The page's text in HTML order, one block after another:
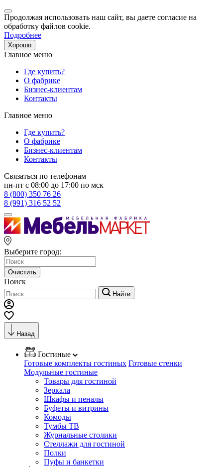
Продолжая использовать наш сайт, вы даете согласие на
обработку файлов cookie.
Подробнее
Хорошо
Главное меню
Где купить?
О фабрике
Бизнес-клиентам
Контакты
Главное меню
Где купить?
О фабрике
Бизнес-клиентам
Контакты
Связаться по телефонам
пн-пт с 08:00 до 17:00 по мск
8 (800) 350 76 26
8 (991) 316 52 52
Выберите город:
Очистить
Поиск
Найти
Назад
Гостиные
Готовые комплекты гостиных Готовые стенки
Модульные гостиные
Товары для гостиной
Зеркала
Шкафы и пеналы
Буфеты и витрины
Комоды
Тумбы ТВ
Журнальные столики
Стеллажи для гостиной
Полки
Пуфы и банкетки